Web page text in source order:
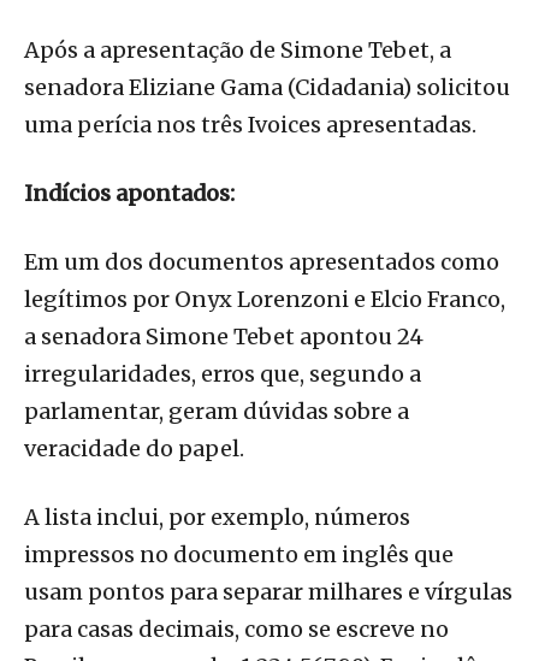
Após a apresentação de Simone Tebet, a
senadora Eliziane Gama (Cidadania) solicitou
uma perícia nos três Ivoices apresentadas.
Indícios apontados:
Em um dos documentos apresentados como
legítimos por Onyx Lorenzoni e Elcio Franco,
a senadora Simone Tebet apontou 24
irregularidades, erros que, segundo a
parlamentar, geram dúvidas sobre a
veracidade do papel.
A lista inclui, por exemplo, números
impressos no documento em inglês que
usam pontos para separar milhares e vírgulas
para casas decimais, como se escreve no